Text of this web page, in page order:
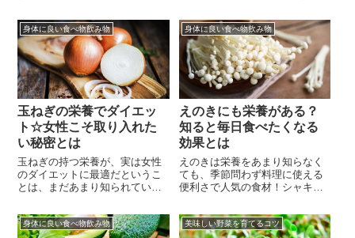
けられない…、と言う方々も多
いですよね。確かに園芸自体に
慣れ親しんでいない時には、野
菜の育て方は取っつきにくいか
もしれません。けれども、育て
やすい簡単な野菜からステップ
アップするように育てて行け
ば、さほど苦労...
えることができて一石二鳥です
よね。主婦であればちょっと嬉
しくなるのではないでしょう
か。ただ、本格的に畑を借りて
野菜栽培を楽しんでいる体験談
などを聞くと、手軽に育てるこ
とができないような気がして、
ついつい躊躇して...
身体に良い食べ物飲み物
玉ねぎの栄養でダイエッ
ト☆女性こそ取り入れた
い秘密とは
玉ねぎの持つ栄養が、実は女性
のダイエットに最適だというこ
とは、まだあまり知られていま
め物にも煮物にもサラダにもス
ープにも…と、和・洋・中の色
身体に良い食べ物飲み物
えのきにも栄養がある？
知ると毎日食べたくなる
効果とは
えのきは栄養をあまり知らなく
ても、季節問わず料理に使える
便利さで人気の食材！シャキシ
いアクセントになりますよね。
カロリーが低いためか、えのき
身体に良い食べ物飲み物 美味しい野菜を育てるコツ